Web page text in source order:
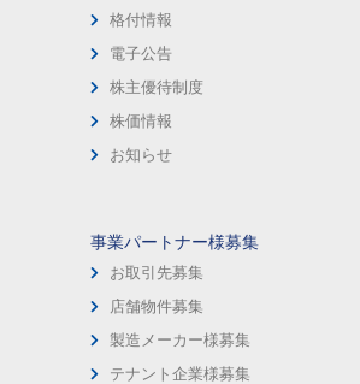
格付情報
電子公告
株主優待制度
株価情報
お知らせ
事業パートナー様募集
お取引先募集
店舗物件募集
製造メーカー様募集
テナント企業様募集